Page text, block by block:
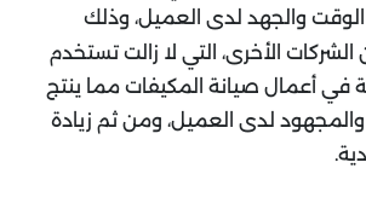
والجهد لدى العميل، وذلك
الأخرى، التي لا زالت تستخدم
في أعمال صيانة المكيفات مما ينتج
لدى العميل، ومن ثم زيادة